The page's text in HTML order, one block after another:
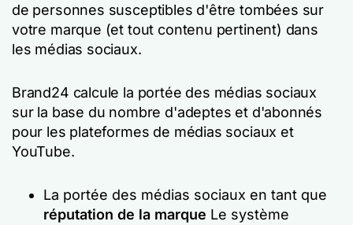
de personnes susceptibles d'être tombées sur
votre marque (et tout contenu pertinent) dans
les médias sociaux.
Brand24 calcule la portée des médias sociaux
sur la base du nombre d'adeptes et d'abonnés
pour les plateformes de médias sociaux et
YouTube.
La portée des médias sociaux en tant que
réputation de la marque Le système